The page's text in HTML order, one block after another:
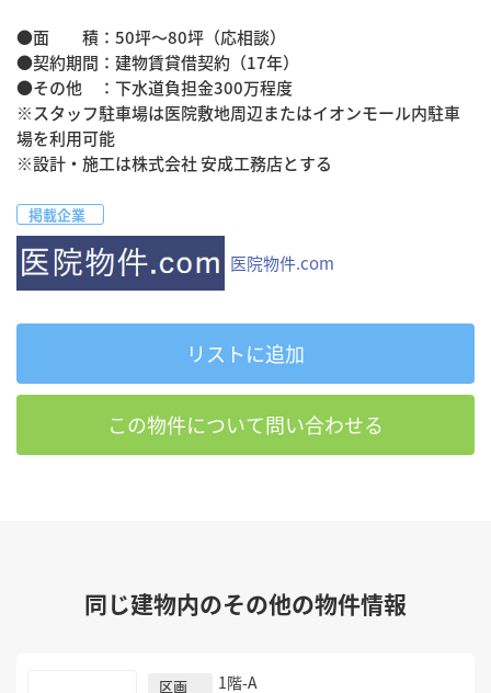
●面　　積：50坪～80坪（応相談）
●契約期間：建物賃貸借契約（17年）
●その他　：下水道負担金300万程度
※スタッフ駐車場は医院敷地周辺またはイオンモール内駐車
場を利用可能
掲載企業
医院物件.com
リストに追加
この物件について問い合わせる
同じ建物内のその他の物件情報
区画 1階-A